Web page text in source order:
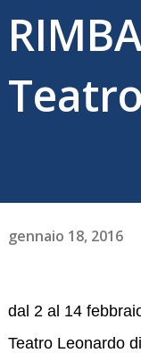
gennaio 18, 2016
dal 2 al 14
Teatro Leonardo